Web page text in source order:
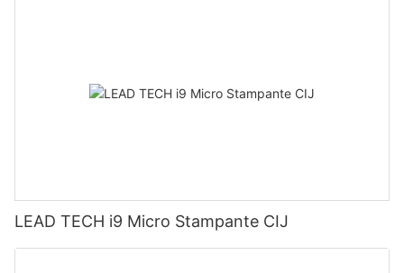
LEAD TECH i9 Micro Stampante CIJ